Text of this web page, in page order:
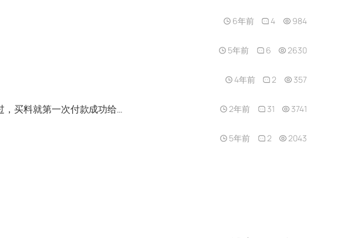
6年前 4 984
5年前 6 2630
4年前 2 357
接触cvv也是在研究TG的时候无意中看到的，然后就疯狂没日没夜研究几天，就开始尝试，然后被骗过，买料就第一次付款成功给我带来了激情 2年前 31 3741
5年前 2 2043